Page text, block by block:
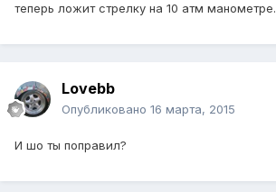
теперь ложит стрелку на 10 атм манометре.
Lovebb
Опубликовано 16 марта, 2015
И шо ты поправил?